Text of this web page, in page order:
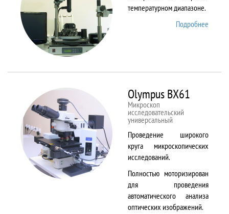
температурном диапазоне.
Подробнее
Olympus BX61
Микроскоп
исследовательский
универсальный
Проведение широкого
круга микроскопических
исследований.
Полностью моторизирован
для проведения
автоматического анализа
оптических изображений.